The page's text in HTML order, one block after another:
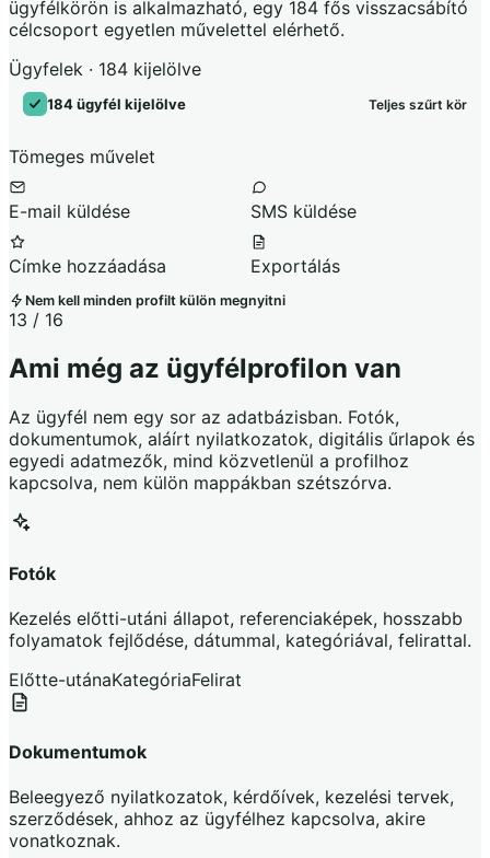
ügyfélkörön is alkalmazható, egy 184 fős visszacsábító
célcsoport egyetlen művelettel elérhető.
Ügyfelek · 184 kijelölve
184 ügyfél kijelölve Teljes szűrt kör
Tömeges művelet
E-mail küldése SMS küldése
Címke hozzáadása Exportálás
Nem kell minden profilt külön megnyitni
13 / 16
Ami még az ügyfélprofilon van
Az ügyfél nem egy sor az adatbázisban. Fotók,
dokumentumok, aláírt nyilatkozatok, digitális űrlapok és
egyedi adatmezők, mind közvetlenül a profilhoz
kapcsolva, nem külön mappákban szétszórva.
Fotók
Kezelés előtti-utáni állapot, referenciaképek, hosszabb
folyamatok fejlődése, dátummal, kategóriával, felirattal.
Előtte-utánaKategóriaFelirat
Dokumentumok
Beleegyező nyilatkozatok, kérdőívek, kezelési tervek,
szerződések, ahhoz az ügyfélhez kapcsolva, akire
vonatkoznak.